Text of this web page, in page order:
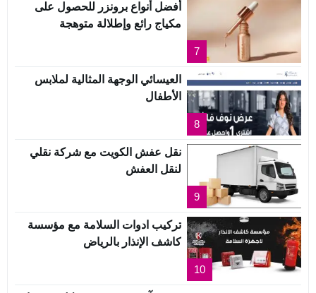
7
أفضل أنواع برونزر للحصول على
مكياج رائع وإطلالة متوهجة
8
العيسائي الوجهة المثالية لملابس
الأطفال
9
نقل عفش الكويت مع شركة نقلي
لنقل العفش
10
تركيب ادوات السلامة مع مؤسسة
كاشف الإنذار بالرياض